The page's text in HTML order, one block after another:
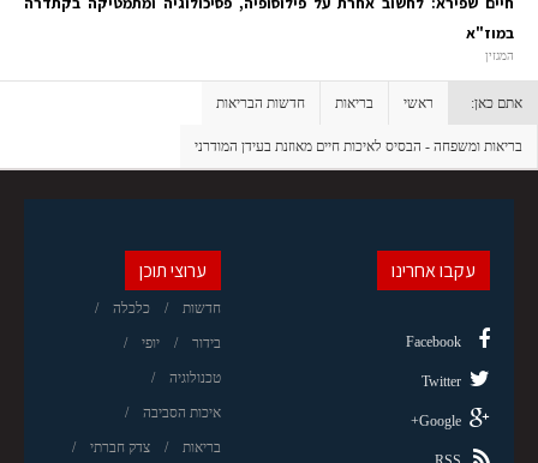
במוז"א
המגזין
אתם כאן: ראשי בריאות חדשות הבריאות
בריאות ומשפחה - הבסיס לאיכות חיים מאוזנת בעידן המודרני
ערוצי תוכן
חדשות כלכלה
בידור יופי
טכנולוגיה
איכות הסביבה
בריאות צדק חברתי
עקבו אחרינו
Facebook
Twitter
Google+